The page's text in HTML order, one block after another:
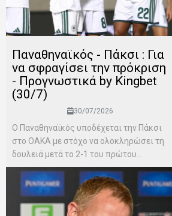
Παναθηναϊκός - Πάκσι : Για
να σφραγίσει την πρόκριση
- Προγνωστικά by Kingbet
(30/7)
30/07/2026
Ο Παναθηναϊκός υποδέχεται την Πάκσι
στο ΟΑΚΑ με στόχο να ολοκληρώσει τη
δουλειά μετά το 2-1 του πρώτου...